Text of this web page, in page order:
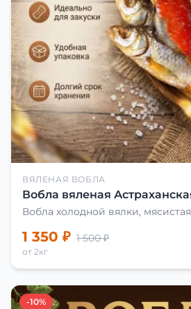
ВЯЛЕНАЯ ВОБЛА
Вобла вяленая
Вобла холодной вялки,
1 350 ₽ 1 500 ₽
от 2кг
-10%